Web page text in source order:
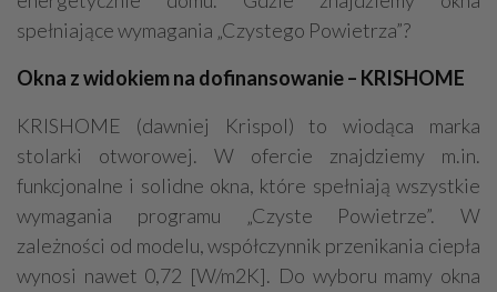
spełniające wymagania „Czystego Powietrza”?
Okna z widokiem na dofinansowanie – KRISHOME
KRISHOME (dawniej Krispol) to wiodąca marka
stolarki otworowej. W ofercie znajdziemy m.in.
funkcjonalne i solidne okna, które spełniają wszystkie
wymagania programu „Czyste Powietrze”. W
zależności od modelu, współczynnik przenikania ciepła
wynosi nawet 0,72 [W/m2K]. Do wyboru mamy okna